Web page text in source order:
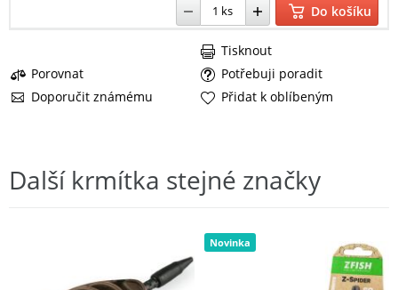
Do košíku
Porovnat
Potřebuji poradit
Doporučit známému
Tisknout
Přidat k oblíbeným
Další krmítka stejné značky
Novinka